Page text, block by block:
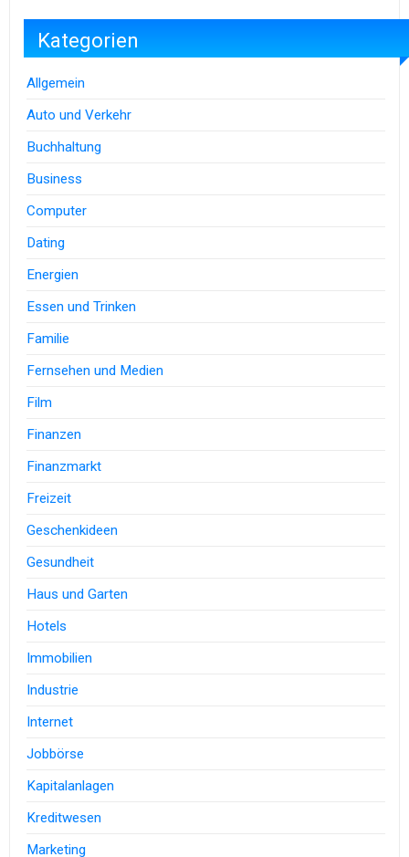
Kategorien
Allgemein
Auto und Verkehr
Buchhaltung
Business
Computer
Dating
Energien
Essen und Trinken
Familie
Fernsehen und Medien
Film
Finanzen
Finanzmarkt
Freizeit
Geschenkideen
Gesundheit
Haus und Garten
Hotels
Immobilien
Industrie
Internet
Jobbörse
Kapitalanlagen
Kreditwesen
Marketing